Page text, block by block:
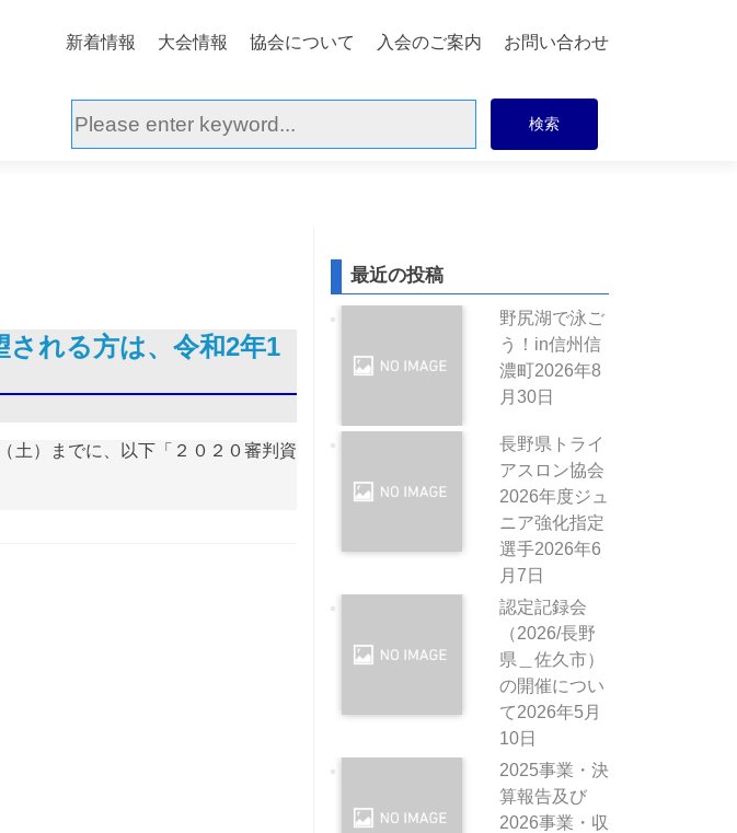
新着情報 大会情報 協会について 入会のご案内 お問い合わせ
される方は、令和2年1
土）までに、以下「２０２０審判資
最近の投稿
野尻湖で泳ご
う！in信州信
濃町2026年8
月30日
長野県トライ
アスロン協会
2026年度ジュ
ニア強化指定
選手2026年6
月7日
認定記録会
（2026/長野
県＿佐久市）
の開催につい
て2026年5月
10日
2025事業・決
算報告及び
2026事業・収